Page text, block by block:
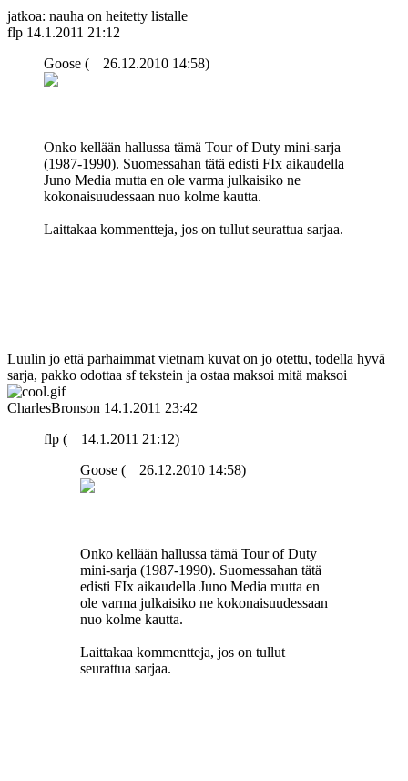
jatkoa: nauha on heitetty listalle
flp 14.1.2011 21:12
Goose (
26.12.2010 14:58)
Onko kellään hallussa tämä Tour of Duty mini-sarja
(1987-1990). Suomessahan tätä edisti FIx aikaudella
Juno Media mutta en ole varma julkaisiko ne
kokonaisuudessaan nuo kolme kautta.
Laittakaa kommentteja, jos on tullut seurattua sarjaa.
Luulin jo että parhaimmat vietnam kuvat on jo otettu, todella hyvä
sarja, pakko odottaa sf tekstein ja ostaa maksoi mitä maksoi
CharlesBronson 14.1.2011 23:42
flp (
14.1.2011 21:12)
Goose (
26.12.2010 14:58)
Onko kellään hallussa tämä Tour of Duty
mini-sarja (1987-1990). Suomessahan tätä
edisti FIx aikaudella Juno Media mutta en
ole varma julkaisiko ne kokonaisuudessaan
nuo kolme kautta.
Laittakaa kommentteja, jos on tullut
seurattua sarjaa.